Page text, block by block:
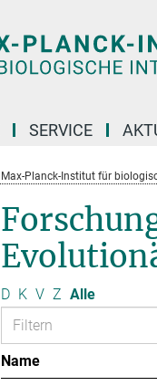
SERVICE
Max-Planck-Institut für
D K V Z Alle
Name